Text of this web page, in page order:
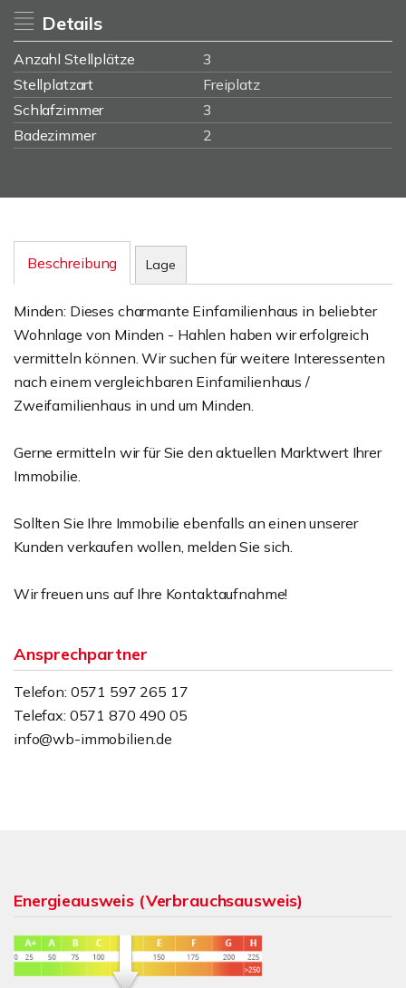
Details
Anzahl Stellplätze
3
Stellplatzart
Freiplatz
Schlafzimmer
3
Badezimmer
2
Beschreibung Lage
Minden: Dieses charmante Einfamilienhaus in beliebter
Wohnlage von Minden - Hahlen haben wir erfolgreich
vermitteln können. Wir suchen für weitere Interessenten
nach einem vergleichbaren Einfamilienhaus /
Zweifamilienhaus in und um Minden.
Gerne ermitteln wir für Sie den aktuellen Marktwert Ihrer
Immobilie.
Sollten Sie Ihre Immobilie ebenfalls an einen unserer
Kunden verkaufen wollen, melden Sie sich.
Wir freuen uns auf Ihre Kontaktaufnahme!
Ansprechpartner
Telefon: 0571 597 265 17
Telefax: 0571 870 490 05
info@wb-immobilien.de
Energieausweis (Verbrauchsausweis)